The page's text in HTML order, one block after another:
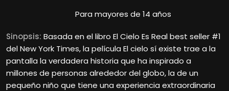
Para mayores de 14 años
Sinopsis: Basada en el libro El Cielo Es Real best seller #1
del New York Times, la película El cielo sí existe trae a la
pantalla la verdadera historia que ha inspirado a
millones de personas alrededor del globo, la de un
pequeño niño que tiene una experiencia extraordinaria